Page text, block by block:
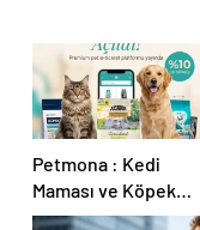
Petmona : Kedi
Maması ve Köpek
Maması İle Tüm